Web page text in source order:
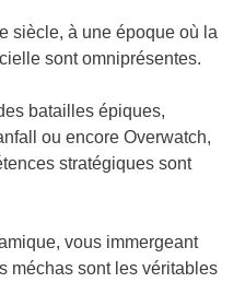
siècle, à une époque où la
sont omniprésentes.
batailles épiques,
ou encore Overwatch,
stratégiques sont
vous immergeant
méchas sont les véritables